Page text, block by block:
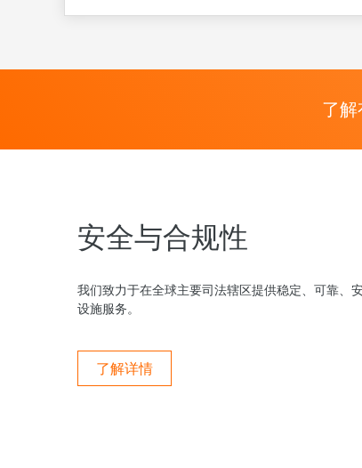
了
安全与合规性
我们致力于在全球主要司法辖区提供稳定、可靠、
设施服务。
了解详情